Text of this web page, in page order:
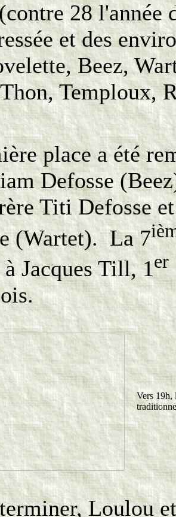
28 l'année
et des
Beez,
Temploux,
place a été
Defosse
Titi Defosse
(Wartet). La 7
Jacques Till, 1er
Vers 19h,
Loulou